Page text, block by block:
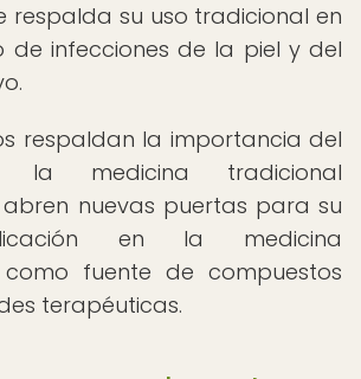
respalda su uso tradicional en
de infecciones de la piel y del
respaldan la importancia del
la medicina tradicional
nuevas puertas para su
en la medicina
como fuente de compuestos
terapéuticas.